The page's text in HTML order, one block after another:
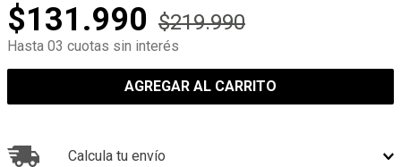
$131 .990 $219.990
Hasta 03 cuotas sin interés
AGREGAR AL CARRITO
Calcula tu envío